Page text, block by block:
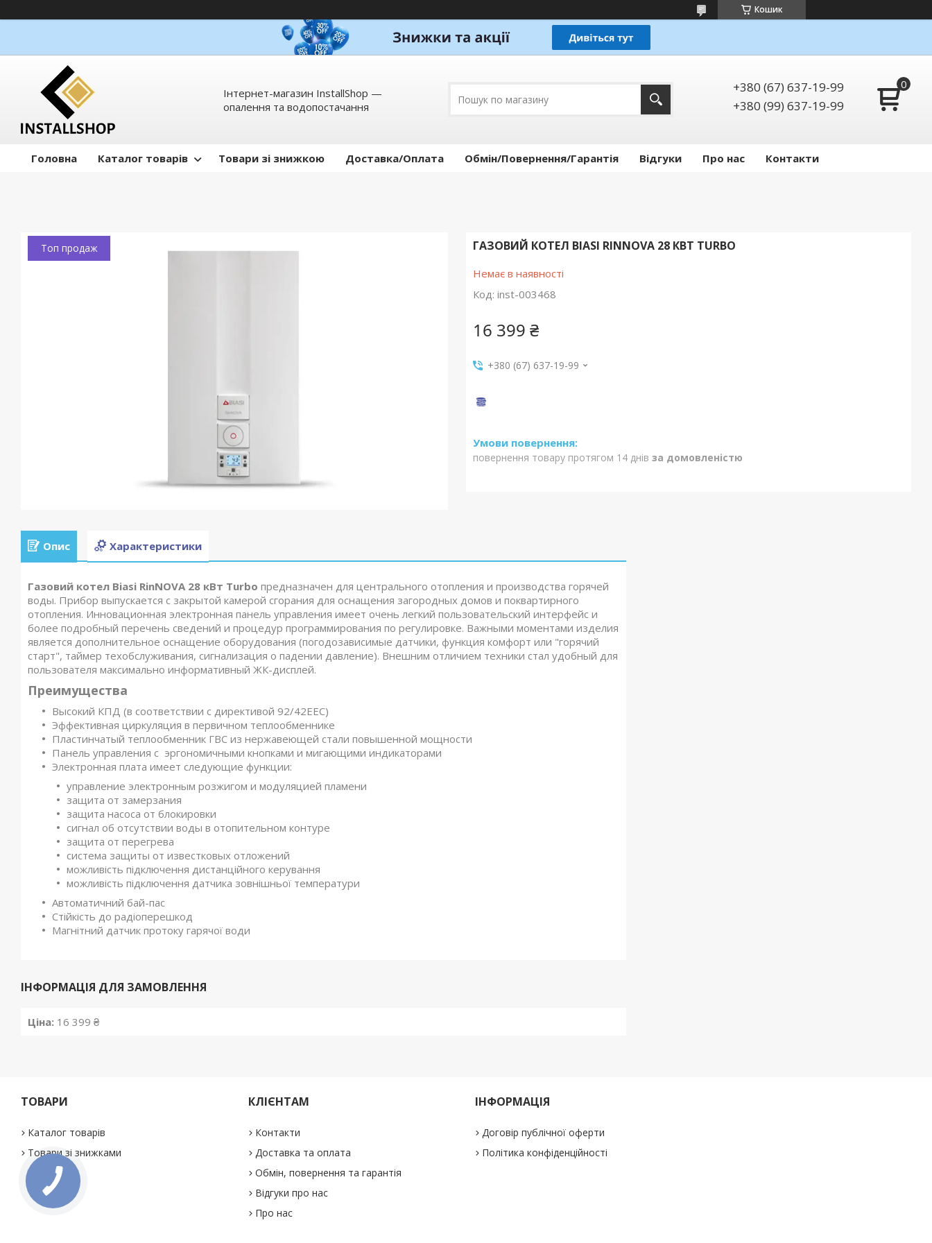
Кошик
Інтернет-магазин InstallShop —
опалення та водопостачання
+380 (67) 637-19-99
+380 (99) 637-19-99
Головна Каталог товарів Товари зі знижкою Доставка/Оплата Обмін/Повернення/Гарантія Відгуки Про нас Контакти
Топ продаж ГАЗОВИЙ КОТЕЛ BIASI RINNOVA 28 КВТ TURBO
Немає в наявності
Код: inst-003468
16 399 ₴
+380 (67) 637-19-99
повернення товару протягом 14 днів за домовленістю
Опис Характеристики
Газовий котел Biasi RinNOVA 28 кВт Turbo предназначен для центрального отопления и производства горячей
воды. Прибор выпускается с закрытой камерой сгорания для оснащения загородных домов и поквартирного
отопления. Инновационная электронная панель управления имеет очень легкий пользовательский интерфейс и
более подробный перечень сведений и процедур программирования по регулировке. Важными моментами изделия
является дополнительное оснащение оборудования (погодозависимые датчики, функция комфорт или "горячий
старт", таймер техобслуживания, сигнализация о падении давление). Внешним отличием техники стал удобный для
пользователя максимально информативный ЖК-дисплей.
Преимущества
Высокий КПД (в соответствии с директивой 92/42EEC)
Эффективная циркуляция в первичном теплообменнике
Пластинчатый теплообменник ГВС из нержавеющей стали повышенной мощности
Панель управления с эргономичными кнопками и мигающими индикаторами
Электронная плата имеет следующие функции:
управление электронным розжигом и модуляцией пламени
защита от замерзания
защита насоса от блокировки
сигнал об отсутствии воды в отопительном контуре
защита от перегрева
система защиты от известковых отложений
можливість підключення дистанційного керування
можливість підключення датчика зовнішньої температури
Автоматичний бай-пас
Стійкість до радіоперешкод
Магнітний датчик протоку гарячої води
ІНФОРМАЦІЯ ДЛЯ ЗАМОВЛЕННЯ
Ціна: 16 399 ₴
ТОВАРИ
Каталог товарів
Товари зі знижками
КЛІЄНТАМ
Контакти
Доставка та оплата
Обмін, повернення та гарантія
Відгуки про нас
Про нас
ІНФОРМАЦІЯ
Договір публічної оферти
Політика конфіденційності